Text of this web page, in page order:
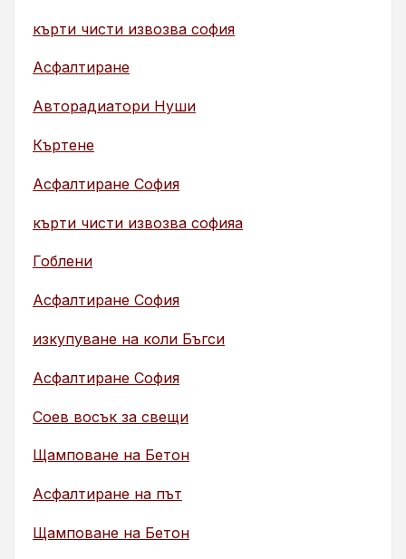
кърти чисти извозва софия
Асфалтиране
Авторадиатори Нуши
Къртене
Асфалтиране София
кърти чисти извозва софияа
Гоблени
Асфалтиране София
изкупуване на коли Бъгси
Асфалтиране София
Соев восък за свещи
Щамповане на Бетон
Асфалтиране на път
Щамповане на Бетон